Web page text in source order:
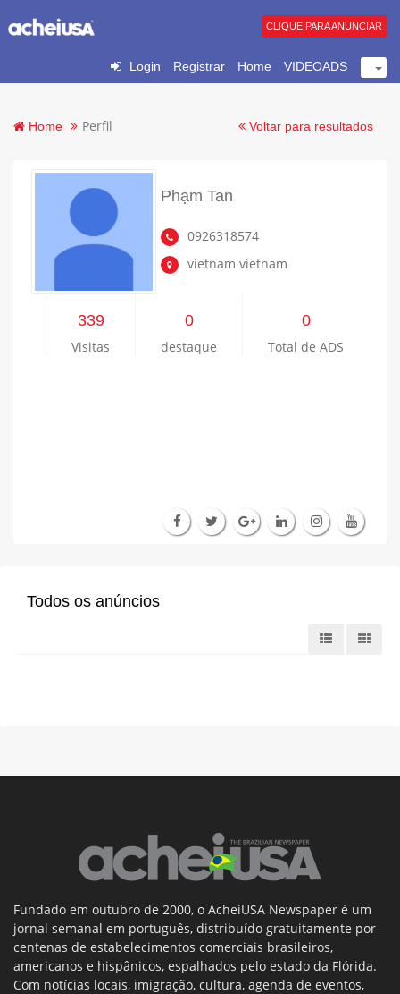
Login Registrar Home VIDEOADS
CLIQUE PARA ANUNCIAR
Home Perfil Voltar para resultados
Phạm Tan
0926318574
vietnam vietnam
339
Visitas
0
destaque
0
Total de ADS
Todos os anúncios
Fundado em outubro de 2000, o AcheiUSA Newspaper é um
jornal semanal em português, distribuído gratuitamente por
centenas de estabelecimentos comerciais brasileiros,
americanos e hispânicos, espalhados pelo estado da Flórida.
Com notícias locais, imigração, cultura, agenda de eventos,